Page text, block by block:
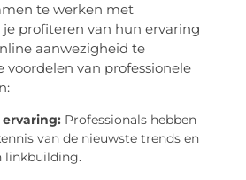
te werken met
je profiteren van hun ervaring
aanwezigheid te
voordelen van professionele
ervaring: Professionals hebben
van de nieuwste trends en
linkbuilding.